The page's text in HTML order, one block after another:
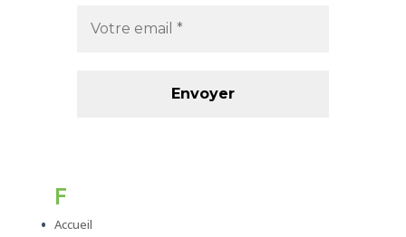
F
Accueil